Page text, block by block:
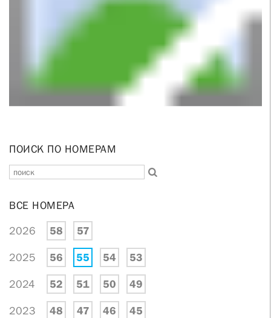
ПОИСК ПО НОМЕРАМ
ВСЕ НОМЕРА
2026 58 57
2025 56 55 54 53
2024 52 51 50 49
2023 48 47 46 45